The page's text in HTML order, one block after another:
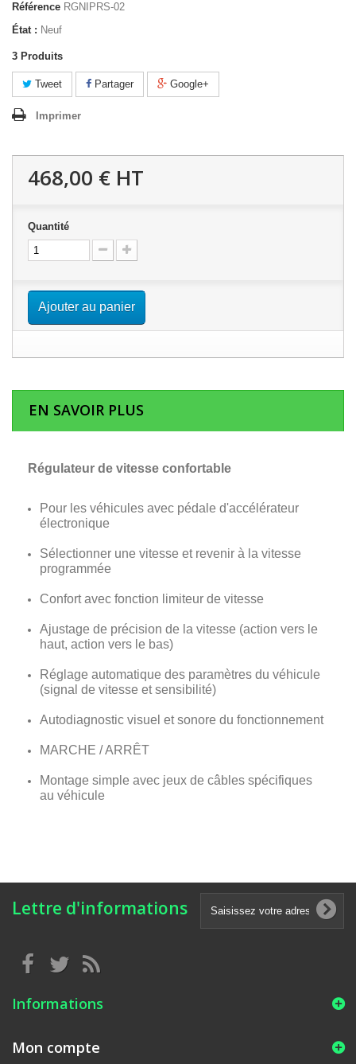
Référence RGNIPRS-02
État : Neuf
3 Produits
Tweet Partager Google+
Imprimer
468,00 € HT
Quantité
Ajouter au panier
EN SAVOIR PLUS
Régulateur de vitesse confortable
Pour les véhicules avec pédale d'accélérateur
électronique
Sélectionner une vitesse et revenir à la vitesse
programmée
Confort avec fonction limiteur de vitesse
Ajustage de précision de la vitesse (action vers le
haut, action vers le bas)
Réglage automatique des paramètres du véhicule
(signal de vitesse et sensibilité)
Autodiagnostic visuel et sonore du fonctionnement
MARCHE / ARRÊT
Montage simple avec jeux de câbles spécifiques
au véhicule
Lettre d'informations
Informations
Mon compte